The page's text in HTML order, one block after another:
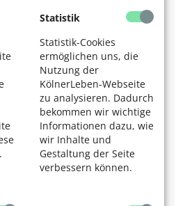
Statistik
Statistik-Cookies
ermöglichen uns, die
Nutzung der
KölnerLeben-Webseite
zu analysieren. Dadurch
bekommen wir wichtige
Informationen dazu, wie
wir Inhalte und
Gestaltung der Seite
verbessern können.
produkte/fahrraeder-
AGR zum Thema
zeichnet besonders
mit dem AGR-Gütesiegel
Prüfkommission setzt sich aus
verschiedener Fachrichtungen
„Rückenfreundliches